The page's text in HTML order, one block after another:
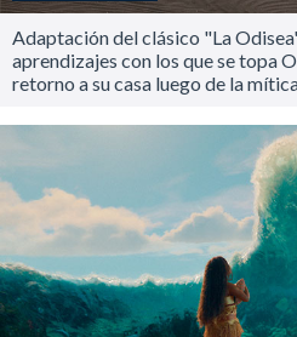
Adaptación del clásico "La
aprendizajes con los que se topa
retorno a su casa luego de la